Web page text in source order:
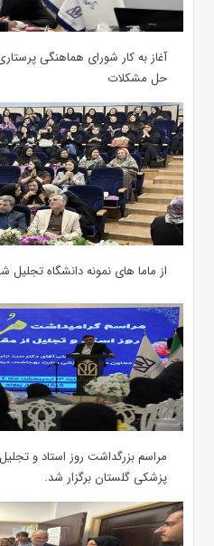
آغاز به کار شورای هماهنگی
حل مشکلات
از ماما های نمونه دانشگاه تجلیل
مراسم بزرگداشت روز استاد و
پزشکی گلستان برگزار شد.‌